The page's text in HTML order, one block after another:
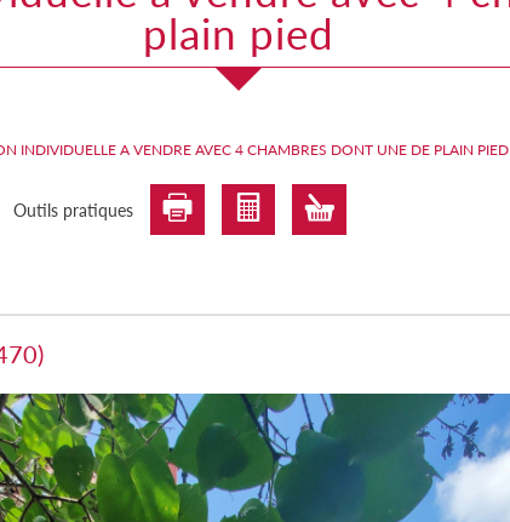
plain pied
INDIVIDUELLE A VENDRE AVEC 4 CHAMBRES DONT UNE DE PLAIN PIED
Outils pratiques